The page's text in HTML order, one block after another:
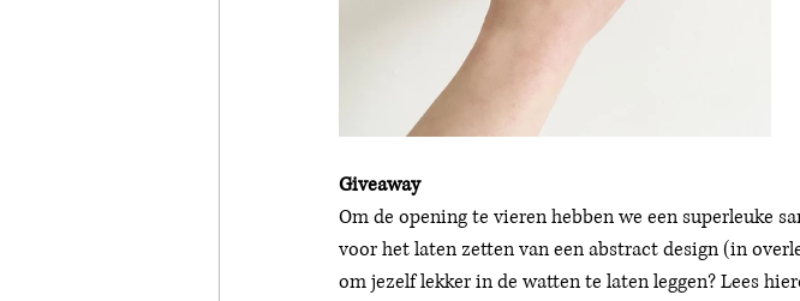
Giveaway
Om de opening te vieren hebben we een superleuke
voor het laten zetten van een abstract design (in
om jezelf lekker in de watten te laten leggen? Lees